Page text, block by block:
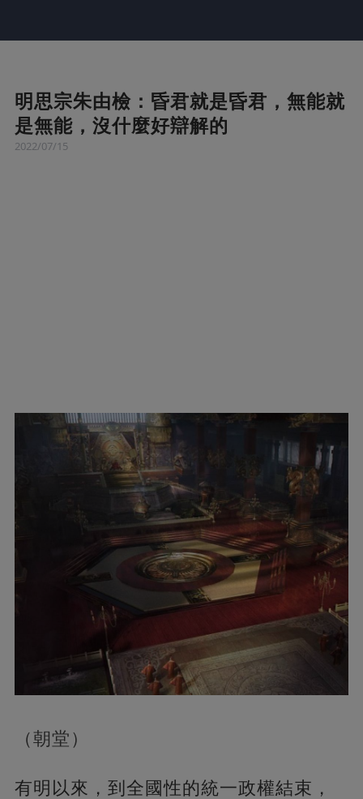
明思宗朱由檢：昏君就是昏君，無能就
是無能，沒什麼好辯解的
2022/07/15
（朝堂）
有明以來，到全國性的統一政權結束，